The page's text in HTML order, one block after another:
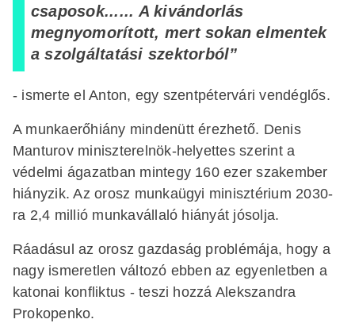
csaposok...... A kivándorlás
megnyomorított, mert sokan elmentek
a szolgáltatási szektorból”
- ismerte el Anton, egy szentpétervári vendéglős.
A munkaerőhiány mindenütt érezhető. Denis
Manturov miniszterelnök-helyettes szerint a
védelmi ágazatban mintegy 160 ezer szakember
hiányzik. Az orosz munkaügyi minisztérium 2030-
ra 2,4 millió munkavállaló hiányát jósolja.
Ráadásul az orosz gazdaság problémája, hogy a
nagy ismeretlen változó ebben az egyenletben a
katonai konfliktus - teszi hozzá Alekszandra
Prokopenko.